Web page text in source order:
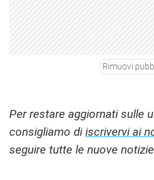
Rimuovi
Per restare aggiornati sulle
consigliamo diiscrivervi ai
seguire tutte le nuove